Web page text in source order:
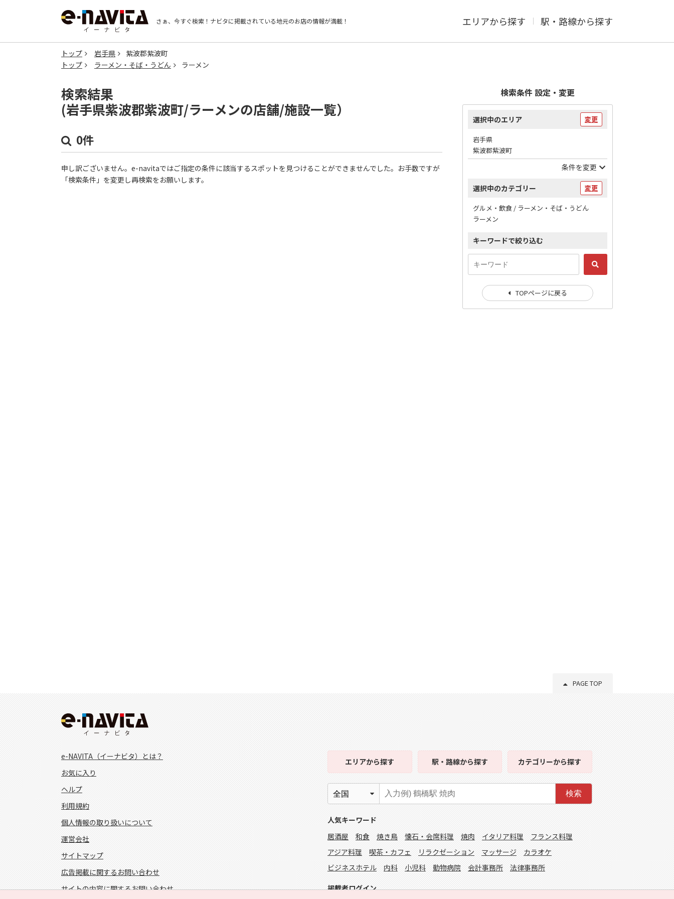
さぁ、今すぐ検索！ ナビタに掲載されている地元のお店の情報が満載！ エリアから探す 駅・路線から探す
トップ 岩手県
紫波郡紫波町
トップ
ラーメン・そば・うどん ラーメン
検索結果
(岩手県紫波郡紫波町/ラーメンの店舗/施設一覧）
0件
申し訳ございません。e-navitaではご指定の条件に該当するスポットを見つけることができませんでした。お手数ですが
「検索条件」を変更し再検索をお願いします。
検索条件 設定・変更
選択中のエリア 変更
岩手県
紫波郡紫波町
条件を変更
選択中のカテゴリー 変更
グルメ・飲食 / ラーメン・そば・うどん
ラーメン
キーワードで絞り込む
TOPページに戻る
PAGE TOP
e-NAVITA（イーナビタ）とは？
お気に入り
ヘルプ
利用規約
個人情報の取り扱いについて
運営会社
サイトマップ
広告掲載に関するお問い合わせ
サイトの内容に関するお問い合わせ
エリアから探す 駅・路線から探す カテゴリーから探す
検索
人気キーワード
居酒屋
和食 焼き鳥 懐石・会席料理 焼肉 イタリア料理
フランス料理
アジア料理
喫茶・カフェ リラクゼーション マッサージ
カラオケ
ビジネスホテル
内科 小児科 動物病院 会計事務所 法律事務所
掲載者ログイン